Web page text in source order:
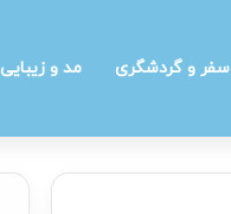
سفر و گردشگری مد و زیبایی